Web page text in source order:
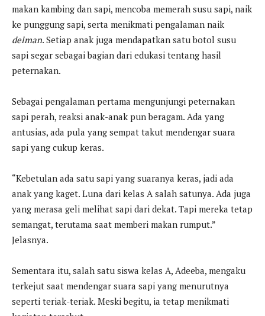
makan kambing dan sapi, mencoba memerah susu sapi, naik
ke punggung sapi, serta menikmati pengalaman naik
delman. Setiap anak juga mendapatkan satu botol susu
sapi segar sebagai bagian dari edukasi tentang hasil
peternakan.
Sebagai pengalaman pertama mengunjungi peternakan
sapi perah, reaksi anak-anak pun beragam. Ada yang
antusias, ada pula yang sempat takut mendengar suara
sapi yang cukup keras.
“Kebetulan ada satu sapi yang suaranya keras, jadi ada
anak yang kaget. Luna dari kelas A salah satunya. Ada juga
yang merasa geli melihat sapi dari dekat. Tapi mereka tetap
semangat, terutama saat memberi makan rumput.”
Jelasnya.
Sementara itu, salah satu siswa kelas A, Adeeba, mengaku
terkejut saat mendengar suara sapi yang menurutnya
seperti teriak-teriak. Meski begitu, ia tetap menikmati